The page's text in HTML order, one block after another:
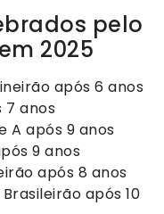
pelo
2025
após 6 anos
7 anos
A após 9 anos
9 anos
após 8 anos
após 10